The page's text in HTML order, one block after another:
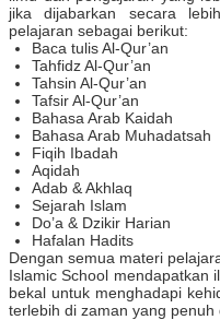
jika dijabarkan secara
pelajaran sebagai berikut:
Baca tulis Al-Qur’an
Tahfidz Al-Qur’an
Tahsin Al-Qur’an
Tafsir Al-Qur’an
Bahasa Arab Kaidah
Bahasa Arab Muhadatsah
Fiqih Ibadah
Aqidah
Adab & Akhlaq
Sejarah Islam
Do’a & Dzikir Harian
Hafalan Hadits
Dengan semua materi
Islamic School mendapatkan
bekal untuk menghadapi
terlebih di zaman yang penuh